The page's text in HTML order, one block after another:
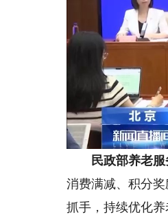
民政部养老
消费满减、积分
抓手，持续优化